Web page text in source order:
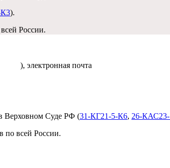
).
России.
), электронная почта
Верховном Суде РФ (31-КГ21-5-К6, 26-
по всей России.